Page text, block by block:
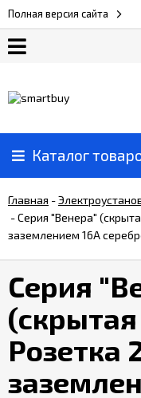
Полная версия сайта
Прайс-
Доставка
и
оплата
Контакты
Каталог
Главная -
-Серия "Венера"
заземлением 16А
Серия
Розетка